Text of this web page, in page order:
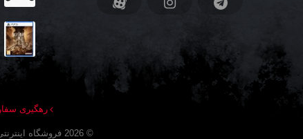
رهگیری
©
2026 فروشگاه